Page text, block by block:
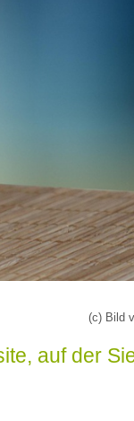
(c) Bild
auf der